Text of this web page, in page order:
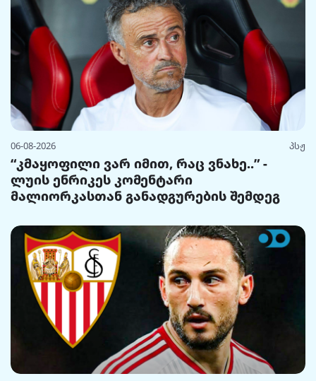
06-08-2026 პსჟ
“კმაყოფილი ვარ იმით, რაც ვნახე..” -
ლუის ენრიკეს კომენტარი
მალიორკასთან განადგურების შემდეგ